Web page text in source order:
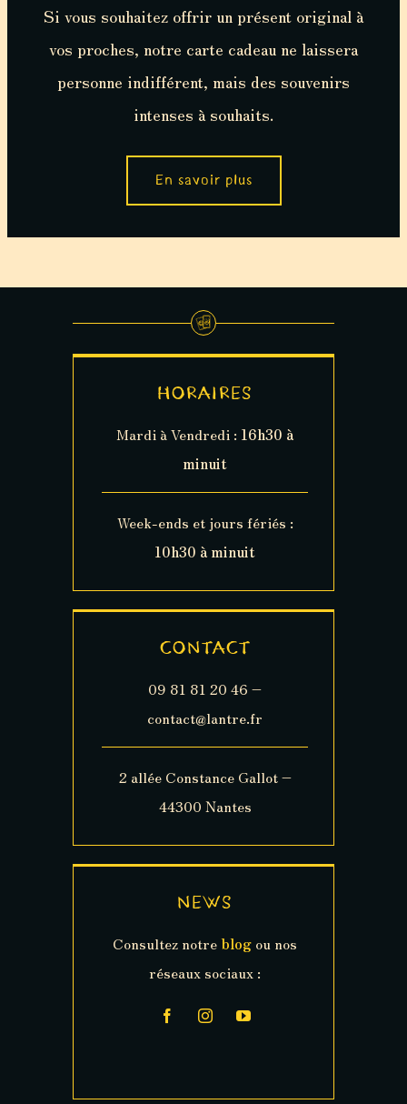
Si vous souhaitez offrir un présent original à
vos proches, notre carte cadeau ne laissera
personne indifférent, mais des souvenirs
intenses à souhaits.
En savoir plus
HORAIRES
Mardi à Vendredi : 16h30 à
minuit
Week-ends et jours fériés :
10h30 à minuit
CONTACT
09 81 81 20 46 –
contact@lantre.fr
2 allée Constance Gallot –
44300 Nantes
NEWS
Consultez notreblog ou nos
réseaux sociaux :